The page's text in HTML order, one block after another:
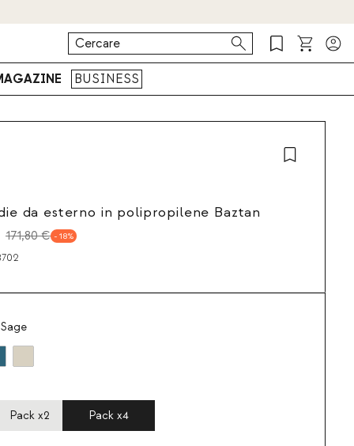
BUSINESS
da esterno in polipropilene Baztan
171,80 € 18
Pack x2 Pack x4